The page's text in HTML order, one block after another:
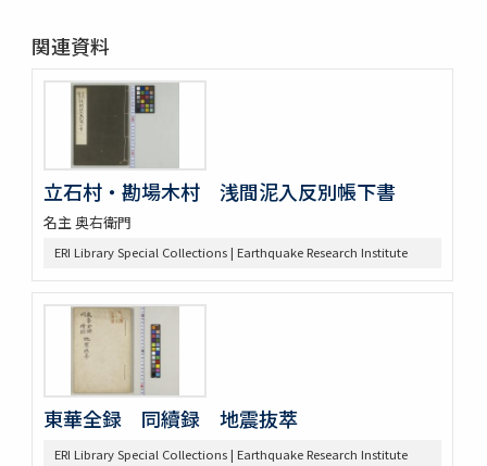
関連資料
立石村・勘場木村 浅間泥入反別帳下書
名主 奥右衛門
ERI Library Special Collections | Earthquake Research Institute
東華全録 同續録 地震抜萃
ERI Library Special Collections | Earthquake Research Institute